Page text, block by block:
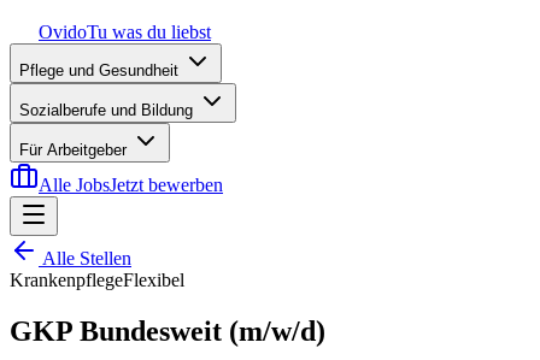
OvidoTu was du liebst
Pflege und Gesundheit
Sozialberufe und Bildung
Für Arbeitgeber
Alle JobsJetzt bewerben
Alle Stellen
KrankenpflegeFlexibel
GKP Bundesweit (m/w/d)